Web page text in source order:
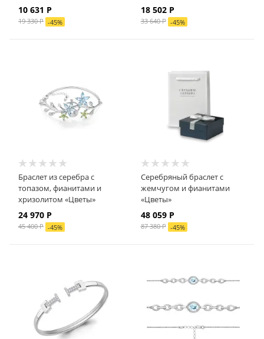
10 631 Р
19 330 Р -45%
18 502 Р
33 640 Р -45%
Браслет из серебра с
топазом, фианитами и
хризолитом «Цветы»
24 970 Р
45 400 Р -45%
Серебряный браслет с
жемчугом и фианитами
«Цветы»
48 059 Р
87 380 Р -45%